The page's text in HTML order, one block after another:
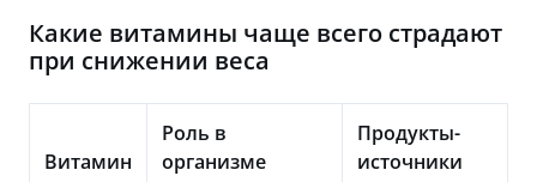
Какие витамины чаще всего страдают
при снижении веса
Витамин
Роль в
организме
Продукты-
источники